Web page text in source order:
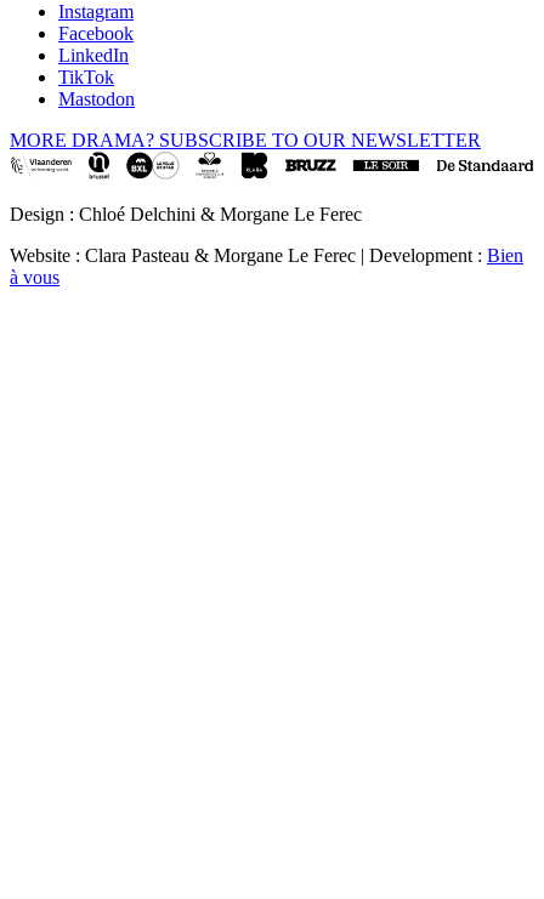
Instagram
Facebook
LinkedIn
TikTok
Mastodon
MORE DRAMA? SUBSCRIBE TO OUR NEWSLETTER
Design : Chloé Delchini & Morgane Le Ferec
Website : Clara Pasteau & Morgane Le Ferec | Development : Bien
à vous